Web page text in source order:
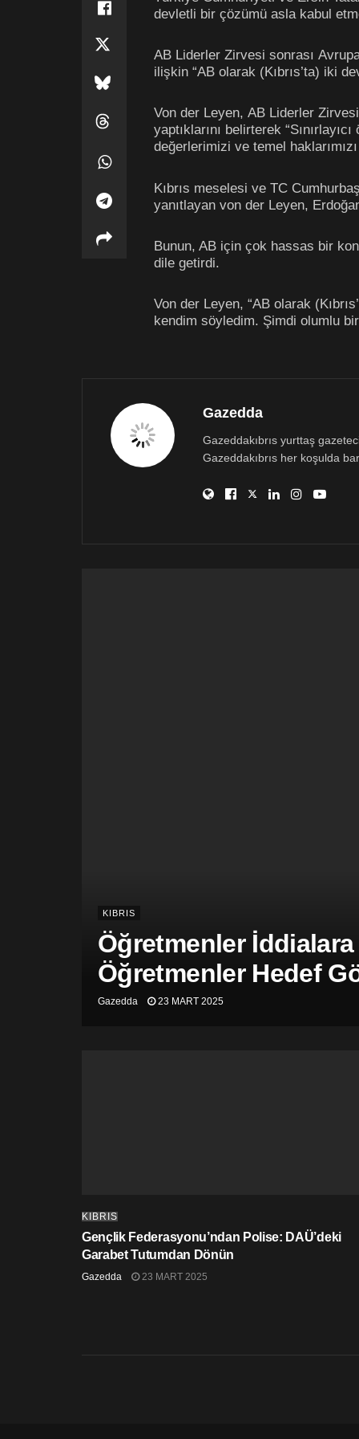
devletli bir çözümü asla kabul
AB Liderler Zirvesi sonrası
ilişkin “AB olarak (Kıbrıs’ta) iki
Von der Leyen, AB Liderler
yaptıklarını belirterek
değerlerimizi ve temel
Kıbrıs meselesi ve TC
yanıtlayan von der Leyen,
Bunun, AB için çok hassas bir
dile getirdi.
Von der Leyen, “AB olarak
kendim söyledim. Şimdi olumlu
Gazedda
Gazeddakıbrıs yurttaş
Gazeddakıbrıs her koşulda
KIBRIS
Öğretmenler
Öğretmenler Hedef
Gazedda 23 MART 2025
KIBRIS
Gençlik Federasyonu’ndan Polise: DAÜ’deki
Garabet Tutumdan Dönün
Gazedda 23 MART 2025